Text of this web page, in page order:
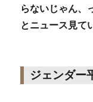
らないじゃん、
とニュース見て
ジェンダー